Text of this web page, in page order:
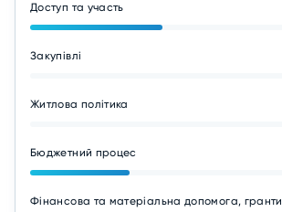
Доступ та участь
Закупівлі
Житлова політика
Бюджетний процес
Фінансова та матеріальна допомога, гранти